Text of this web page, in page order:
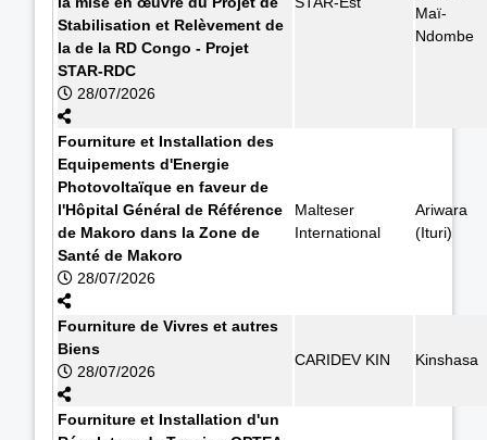
Stabilisation et Relèvement de
la de la RD Congo - Projet
STAR-RDC
28/07/2026
Maï-
Ndombe
Fourniture et Installation des
Equipements d'Energie
Photovoltaïque en faveur de
l'Hôpital Général de Référence
de Makoro dans la Zone de
Santé de Makoro
28/07/2026
Malteser
International
Ariwara
(Ituri)
Fourniture de Vivres et autres
Biens
28/07/2026
CARIDEV KIN Kinshasa
Fourniture et Installation d'un